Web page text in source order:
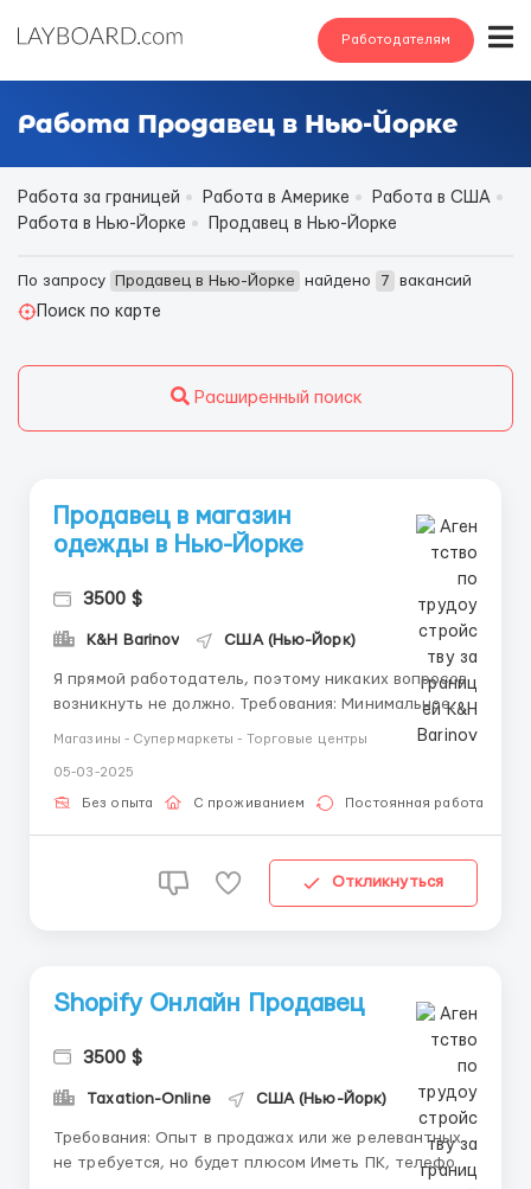
Работодателям
Работа Продавец в Нью-Йорке
Работа за границей Работа в Америке
Работа в США
Работа в Нью-Йорке
Продавец в Нью-Йорке
По запросу Продавец в Нью-Йорке найдено 7
вакансий
Поиск по карте
Расширенный поиск
Продавец в магазин
одежды в Нью-Йорке
3500 $
K&H Barinov США (Нью-Йорк)
Я прямой работодатель, поэтому никаких вопросов
возникнуть не должно. Требования: Минимальное
Работа в Нью-Йорке, компания новая, небольшая,
но быстро набираем обороты. Ваша задача ...
Магазины - Супермаркеты - Торговые центры
05-03-2025
Без опыта С проживанием Постоянная работа
Откликнуться
Shopify Онлайн Продавец
3500 $
Taxation-Online США (Нью-Йорк)
Требования: Опыт в продажах или же релевантных
не требуется, но будет плюсом Иметь ПК, телефон